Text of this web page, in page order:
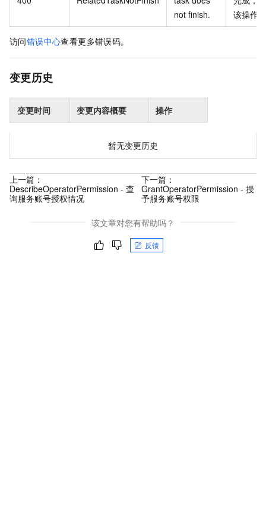
not finish.
该操作。
访问错误中心查看更多错误码。
变更历史
变更时间 变更内容概要 操作
暂无变更历史
上一篇：
DescribeOperatorPermission - 查
询服务账号授权情况
下一篇：
GrantOperatorPermission - 授
予服务账号权限
该文章对您有帮助吗？
反馈